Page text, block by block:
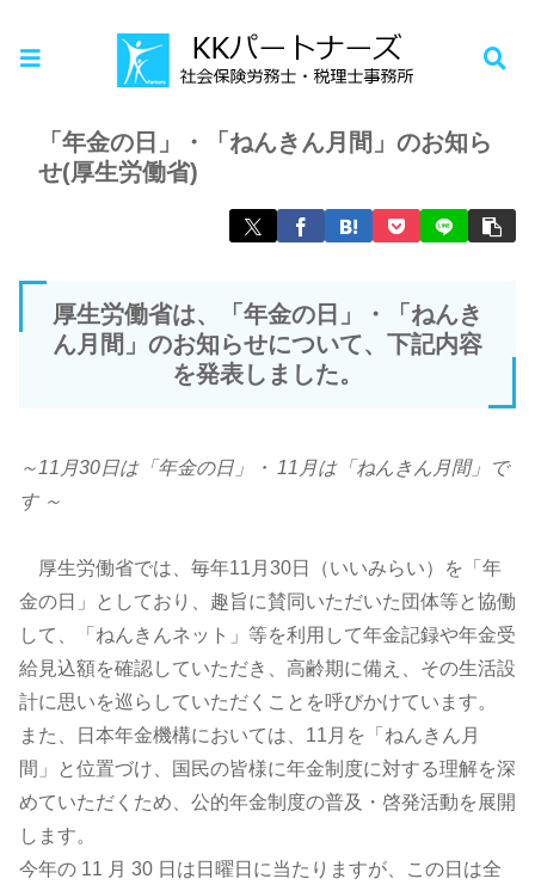
お知らせ
「年金の日」・「ねんきん月間」のお知ら
せ(厚生労働省)
厚生労働省は、「年金の日」・「ねんき
ん月間」のお知らせについて、下記内容
を発表しました。
～11月30日は「年金の日」・ 11月は「ねんきん月間」で
す ～
厚生労働省では、毎年11月30日（いいみらい）を「年
金の日」としており、趣旨に賛同いただいた団体等と協働
して、「ねんきんネット」等を利用して年金記録や年金受
給見込額を確認していただき、高齢期に備え、その生活設
計に思いを巡らしていただくことを呼びかけています。
また、日本年金機構においては、11月を「ねんきん月
間」と位置づけ、国民の皆様に年金制度に対する理解を深
めていただくため、公的年金制度の普及・啓発活動を展開
します。
今年の 11 月 30 日は日曜日に当たりますが、この日は全